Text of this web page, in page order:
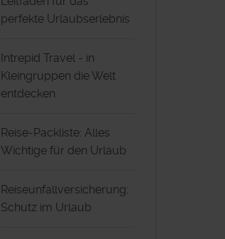
perfekte Urlaubserlebnis
Intrepid Travel - in
Kleingruppen die Welt
entdecken
Reise-Packliste: Alles
Wichtige für den Urlaub
Reiseunfallversicherung:
Schutz im Urlaub